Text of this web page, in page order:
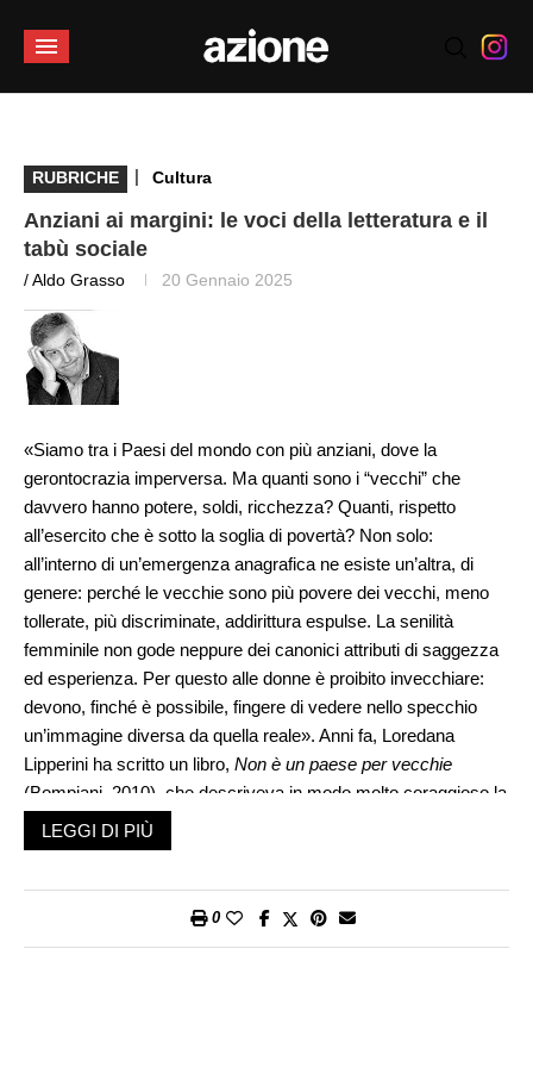
RUBRICHE | Cultura
Anziani ai margini: le voci della letteratura e il
tabù sociale
/ Aldo Grasso 20 Gennaio 2025
«Siamo tra i Paesi del mondo con più anziani, dove la
gerontocrazia imperversa. Ma quanti sono i “vecchi” che
davvero hanno potere, soldi, ricchezza? Quanti, rispetto
all’esercito che è sotto la soglia di povertà? Non solo:
all’interno di un’emergenza anagrafica ne esiste un’altra, di
genere: perché le vecchie sono più povere dei vecchi, meno
tollerate, più discriminate, addirittura espulse. La senilità
femminile non gode neppure dei canonici attributi di saggezza
ed esperienza. Per questo alle donne è proibito invecchiare:
devono, finché è possibile, fingere di vedere nello specchio
un’immagine diversa da quella reale». Anni fa, Loredana
Lipperini ha scritto un libro, Non è un paese per vecchie
(Bompiani, 2010), che descriveva in modo molto coraggioso la
condizione degli anziani nella nostra società e soprattutto
combatteva gli stereotipi, anche letterari, su un tema tanto
Se possibile, le cose sono peggiorate. Viviamo in un periodo
LEGGI DI PIÙ
0